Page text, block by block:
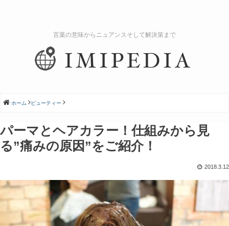
言葉の意味からニュアンスそして解決策まで
ホーム ビューティー
パーマとヘアカラー！仕組みから見
る”痛みの原因”をご紹介！
2018.3.12